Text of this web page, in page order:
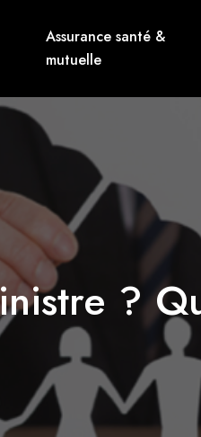
Assurance santé &
mutuelle
?